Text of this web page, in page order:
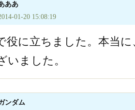
ああ
01-20 15:08:19
役に立ちました。本当
いました。
ンダム